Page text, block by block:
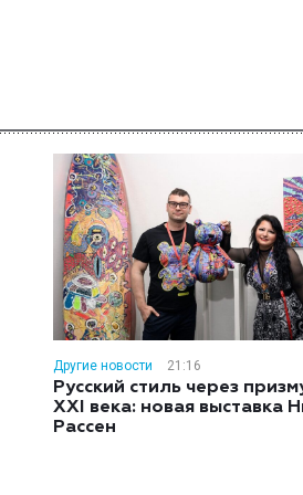
Другие новости 21:16
Русский стиль через
XXI века: новая выставка
Рассен